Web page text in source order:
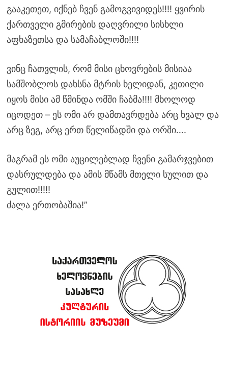
გააკეთეთ, იქნებ ჩვენ გამოგვივიდეს!!!! ყვირის
ქართველი გმირების დაღვრილი სისხლი
აფხაზეთსა და სამაჩაბლოში!!!!
ვინც ჩათვლის, რომ მისი ცხოვრების მისიაა
სამშობლოს დახსნა მტრის ხელიდან, კეთილი
იყოს მისი ამ წმინდა ომში ჩაბმა!!!! მხოლოდ
იცოდეთ – ეს ომი არ დამთავრდება არც ხვალ და
არც ზეგ, არც ერთ წელიწადში და ორში….
მაგრამ ეს ომი აუცილებლად ჩვენი გამარჯვებით
დასრულდება და ამის მწამს მთელი სულით და
გულით!!!!!
ძალა ერთობაშია!”